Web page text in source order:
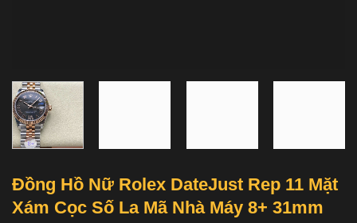
Đồng Hồ Nữ Rolex DateJust Rep 11 Mặt
Xám Cọc Số La Mã Nhà Máy 8+ 31mm